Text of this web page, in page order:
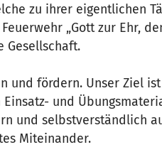
zu ihrer eigentlichen
„Gott zur Ehr,
Gesellschaft.
und fördern. Unser Ziel
und
und selbstverständlich
Miteinander.